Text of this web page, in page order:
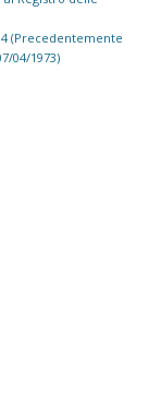
(Precedentemente
04/1973)